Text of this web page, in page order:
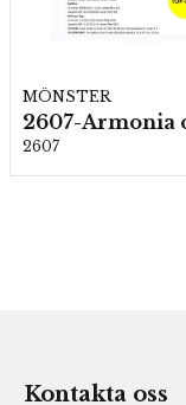
MÖNSTER
2607
Kontakta oss